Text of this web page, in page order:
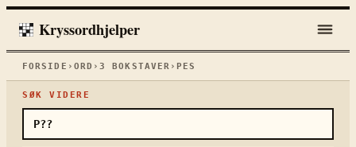
Kryssordhjelper
FORSIDE › ORD ›3 BOKSTAVER › PES
SØK VIDERE